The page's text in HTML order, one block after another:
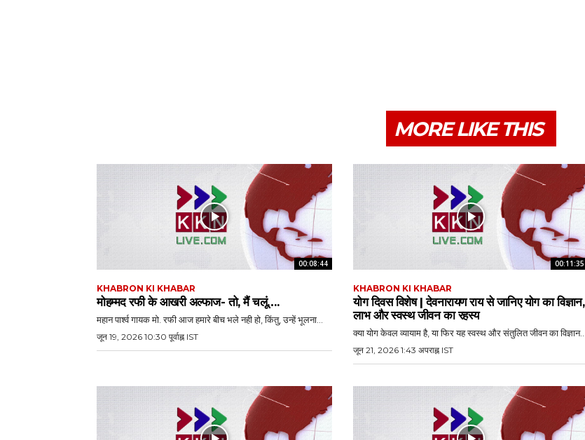
MORE LIKE THIS
00:08:44
KHABRON KI KHABAR
मोहम्मद रफी के आखरी अल्फाज- तो, मैं चलूं….
महान पार्श्व गायक मो. रफी आज हमारे बीच भले नही हो, किंतु, उन्हें भूलना...
जून 19, 2026 10:30 पूर्वाह्न IST
00:11:35
KHABRON KI KHABAR
योग दिवस विशेष | देवनारायण राय से जानिए योग का विज्ञान,
लाभ और स्वस्थ जीवन का रहस्य
क्या योग केवल व्यायाम है, या फिर यह स्वस्थ और संतुलित जीवन का विज्ञान...
जून 21, 2026 1:43 अपराह्न IST